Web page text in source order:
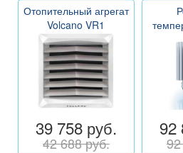
Отопительный агрегат
Volcano VR1
39 758 руб.
42 688 руб.
92